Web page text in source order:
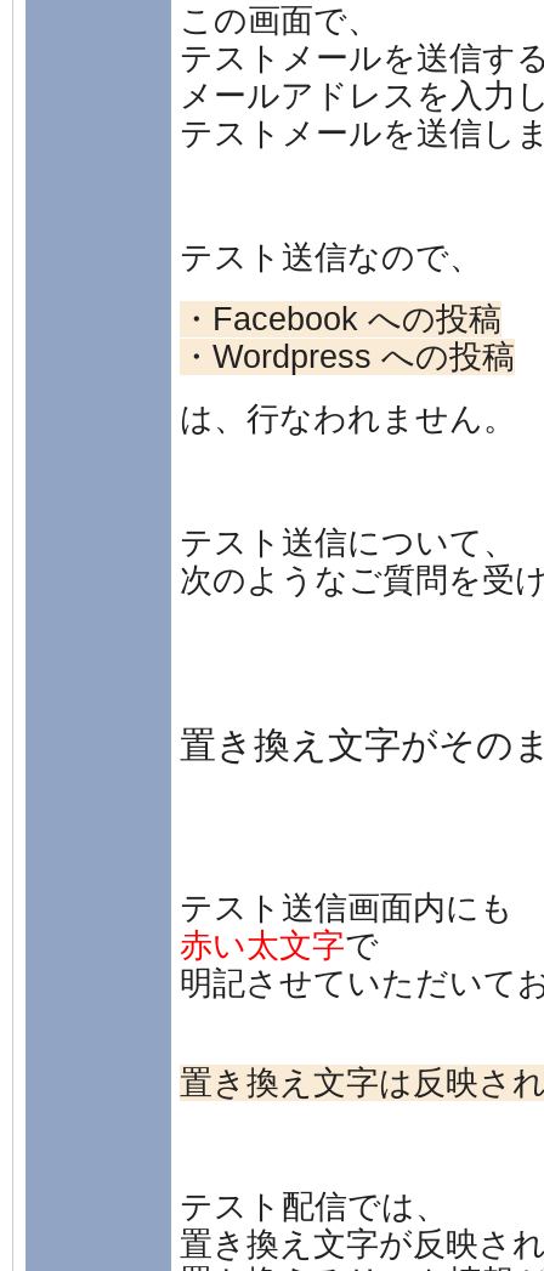
この画面で、
テストメールを送信す
メールアドレスを入力
テストメールを送信し
テスト送信なので、
・Facebook への投稿
・Wordpress への投稿
は、行なわれません。
テスト送信について、
次のようなご質問を受
置き換え文字がその
テスト送信画面内にも
赤い太文字で
明記させていただいて
置き換え文字は反映さ
テスト配信では、
置き換え文字が反映さ